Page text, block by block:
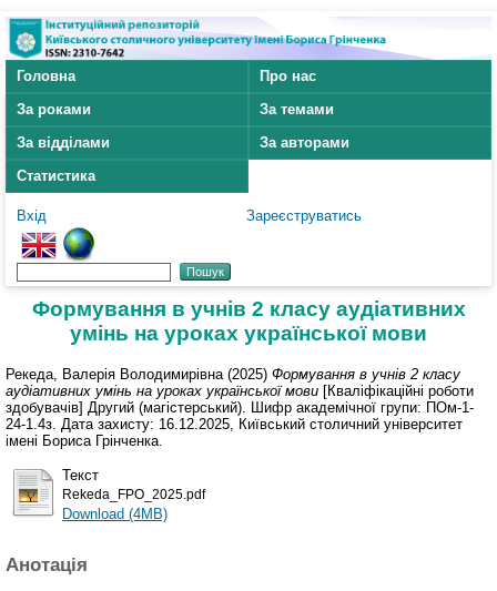
Головна
Про нас
За роками
За темами
За відділами
За авторами
Статистика
Вхід Зареєструватись
Формування в учнів 2 класу аудіативних
умінь на уроках української мови
Рекеда, Валерія Володимирівна (2025) Формування в учнів 2 класу
аудіативних умінь на уроках української мови [Кваліфікаційні роботи
здобувачів] Другий (магістерський). Шифр академічної групи: ПОм-1-
24-1.4з. Дата захисту: 16.12.2025, Київський столичний університет
імені Бориса Грінченка.
Текст
Rekeda_FPO_2025.pdf
Download (4MB)
Анотація